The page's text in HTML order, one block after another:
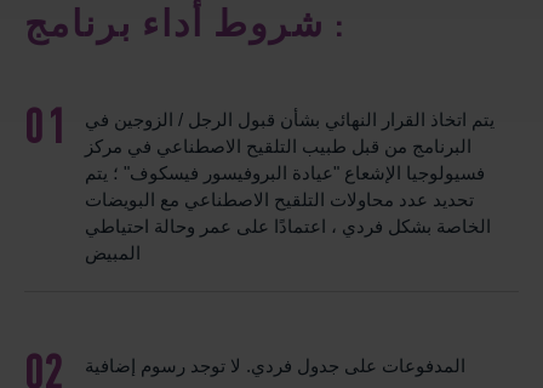
شروط أداء برنامج :
يتم اتخاذ القرار النهائي بشأن قبول الرجل / الزوجين في
البرنامج من قبل طبيب التلقيح الاصطناعي في مركز
فسيولوجيا الإشعاع "عيادة البروفيسور فيسكوف" ؛ يتم
تحديد عدد محاولات التلقيح الاصطناعي مع البويضات
الخاصة بشكل فردي ، اعتمادًا على عمر وحالة احتياطي
المبيض
المدفوعات على جدول فردي. لا توجد رسوم إضافية